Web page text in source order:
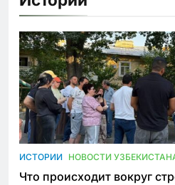
ИСТОРИИ НОВОСТИ
Что происходит вокруг